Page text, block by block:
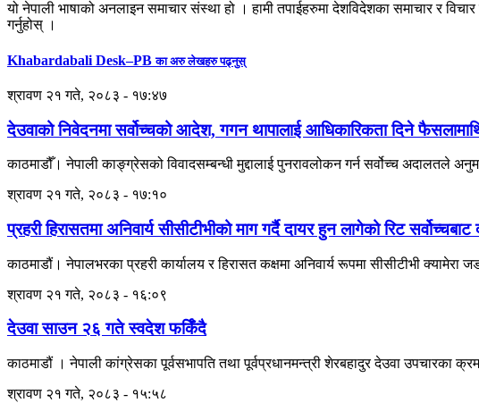
यो नेपाली भाषाको अनलाइन समाचार संस्था हो । हामी तपाईहरुमा देशविदेशका समाचार र
गर्नुहोस् ।
Khabardabali Desk–PBका अरु लेखहरु पढ्नुस्
श्रावण २१ गते, २०८३ - १७:४७
देउवाको निवेदनमा सर्वोच्चको आदेश, गगन थापालाई आधिकारिकता दिने
काठमाडौँ। नेपाली काङ्ग्रेसको विवादसम्बन्धी मुद्दालाई पुनरावलोकन गर्न सर्वोच्च अदालतले
श्रावण २१ गते, २०८३ - १७:१०
प्रहरी हिरासतमा अनिवार्य सीसीटीभीको माग गर्दै दायर हुन लागेको रिट सर्वोच्चबाट
काठमाडौं। नेपालभरका प्रहरी कार्यालय र हिरासत कक्षमा अनिवार्य रूपमा सीसीटीभी
श्रावण २१ गते, २०८३ - १६:०९
देउवा साउन २६ गते स्वदेश फर्किँदै
काठमाडौं । नेपाली कांग्रेसका पूर्वसभापति तथा पूर्वप्रधानमन्त्री शेरबहादुर देउवा उपचारका
श्रावण २१ गते, २०८३ - १५:५८